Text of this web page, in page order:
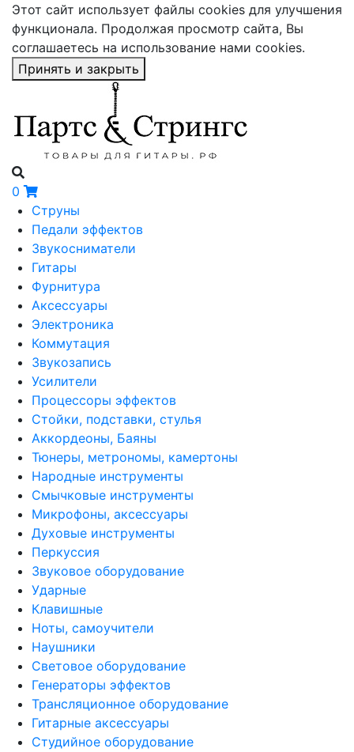
Этот сайт использует файлы cookies для улучшения
функционала. Продолжая просмотр сайта, Вы
соглашаетесь на использование нами cookies.
Принять и закрыть
0
Струны
Педали эффектов
Звукосниматели
Гитары
Фурнитура
Аксессуары
Электроника
Коммутация
Звукозапись
Усилители
Процессоры эффектов
Стойки, подставки, стулья
Аккордеоны, Баяны
Тюнеры, метрономы, камертоны
Народные инструменты
Смычковые инструменты
Микрофоны, аксессуары
Духовые инструменты
Перкуссия
Звуковое оборудование
Ударные
Клавишные
Ноты, самоучители
Наушники
Световое оборудование
Генераторы эффектов
Трансляционное оборудование
Гитарные аксессуары
Студийное оборудование